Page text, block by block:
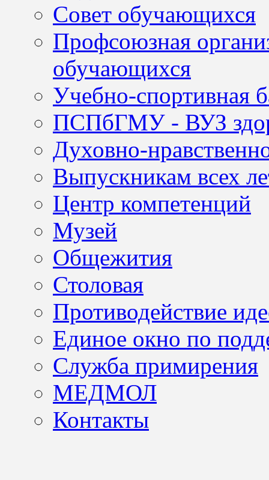
Совет обучающихся
Профсоюзная
обучающихся
Учебно-спортивная
ПСПбГМУ - ВУЗ
Духовно-
Выпускникам всех
Центр компетенций
Музей
Общежития
Столовая
Противодействие
Единое окно по
Служба примирения
МЕДМОЛ
Контакты